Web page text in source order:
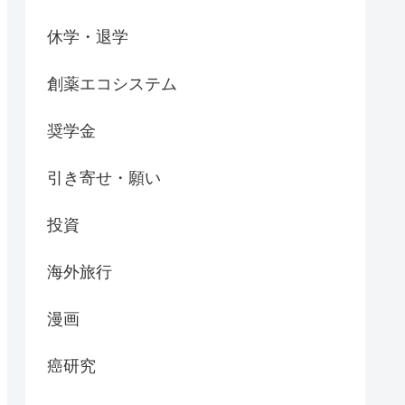
休学・退学
創薬エコシステム
奨学金
引き寄せ・願い
投資
海外旅行
漫画
癌研究